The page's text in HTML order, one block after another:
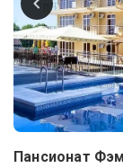
Пансионат